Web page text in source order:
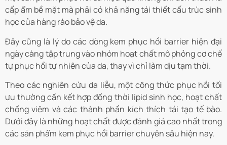
cấp ẩm bề mặt mà phải có khả năng tái thiết cấu trúc sinh
học của hàng rào bảo vệ da.
Đây cũng là lý do các dòng kem phục hồi barrier hiện đại
ngày càng tập trung vào nhóm hoạt chất mô phỏng cơ chế
tự phục hồi tự nhiên của da, thay vì chỉ làm dịu tạm thời.
Theo các nghiên cứu da liễu, một công thức phục hồi tối
ưu thường cần kết hợp đồng thời lipid sinh học, hoạt chất
chống viêm và các thành phần kích thích tái tạo tế bào.
Dưới đây là những hoạt chất được đánh giá cao nhất trong
các sản phẩm kem phục hồi barrier chuyên sâu hiện nay.